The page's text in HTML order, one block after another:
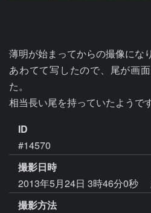
薄明が始まってからの撮像にな
あわてて写したので、尾が画
た。
相当長い尾を持っていたようです
ID
#14570
撮影日時
2013年5月24日 3時46分0秒
撮影方法